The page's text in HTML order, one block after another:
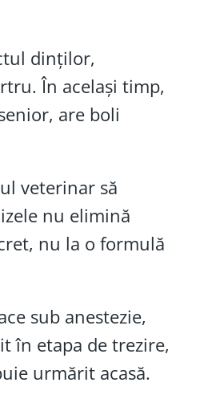
dinților,
În același timp,
are boli
veterinar să
nu elimină
nu la o formulă
sub anestezie,
în etapa de trezire,
urmărit acasă.